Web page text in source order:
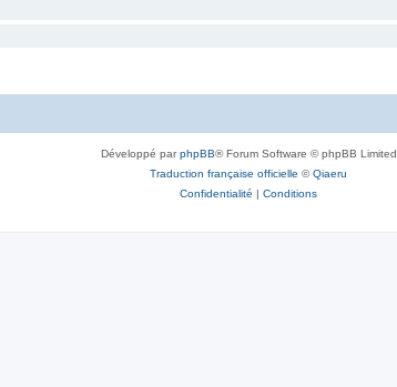
Développé parphpBB® Forum Software © phpBB Limited
Traduction française officielle ©Qiaeru
Confidentialité | Conditions